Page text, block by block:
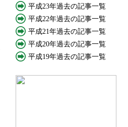
平成23年過去の記事一覧
平成22年過去の記事一覧
平成21年過去の記事一覧
平成20年過去の記事一覧
平成19年過去の記事一覧